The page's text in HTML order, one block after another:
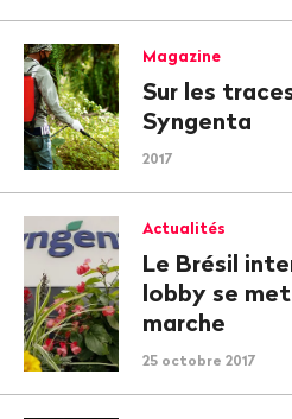
Magazine
Sur les
Syngenta
2017
Actualités
Le Brésil
lobby se
marche
25 octobre 2017